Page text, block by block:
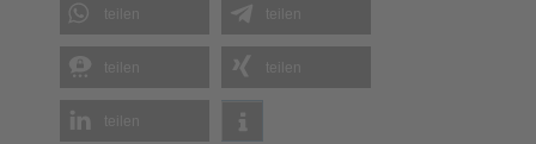
teilen teilen
teilen teilen
teilen